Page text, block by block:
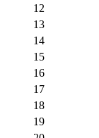
12
13
14
15
16
17
18
19